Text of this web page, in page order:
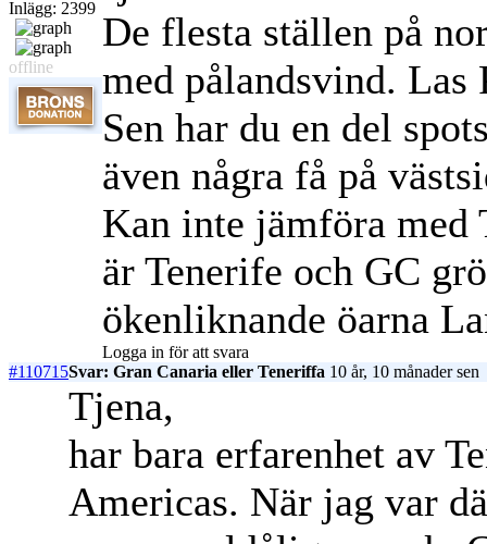
Inlägg: 2399
offline
De flesta ställen på
med pålandsvind. Las
Sen har du en del
även några få på
Kan inte jämföra med
är Tenerife och GC
ökenliknande öarna
Logga in för att svara
#110715Svar: Gran Canaria eller Teneriffa 10 år, 10 månader sen
Tjena,
har bara erfarenhet av
Americas. När jag var